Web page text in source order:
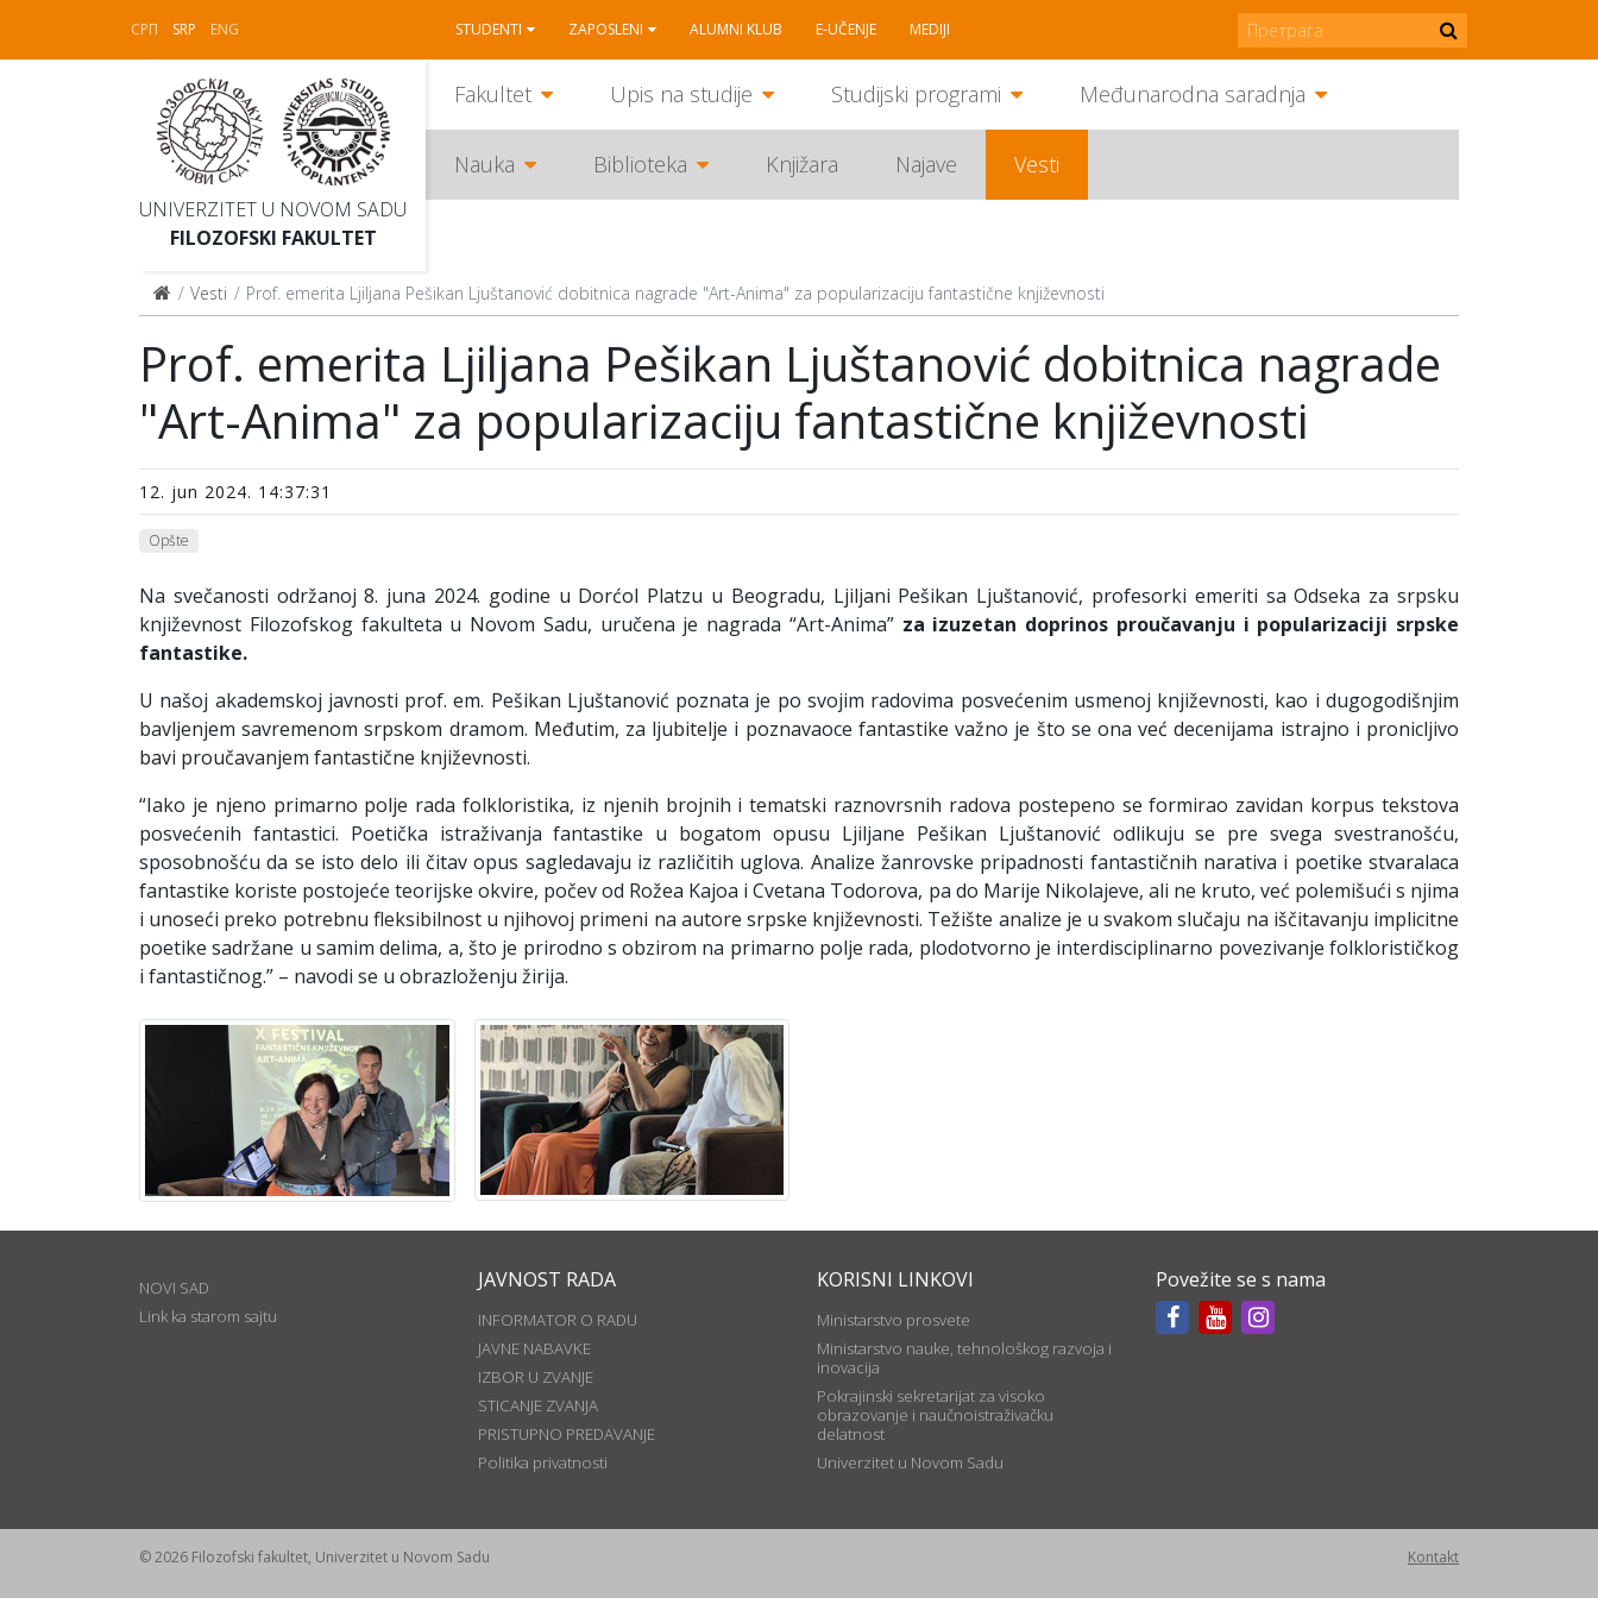
СРП SRP ENG STUDENTI ZAPOSLENI ALUMNI KLUB E-UČENJE MEDIJI
UNIVERZITET U NOVOM SADU
FILOZOFSKI FAKULTET
Fakultet Upis na studije Studijski programi Međunarodna saradnja
Nauka Biblioteka Knjižara Najave Vesti
Vesti Prof. emerita Ljiljana Pešikan Ljuštanović dobitnica nagrade "Art-Anima" za popularizaciju fantastične književnosti
Prof. emerita Ljiljana Pešikan Ljuštanović dobitnica nagrade
"Art-Anima" za popularizaciju fantastične književnosti
12. jun 2024. 14:37:31
Opšte
Na svečanosti održanoj 8. juna 2024. godine u Dorćol Platzu u Beogradu, Ljiljani Pešikan Ljuštanović, profesorki emeriti sa Odseka za srpsku
književnost Filozofskog fakulteta u Novom Sadu, uručena je nagrada “Art-Anima” za izuzetan doprinos proučavanju i popularizaciji srpske
fantastike.
U našoj akademskoj javnosti prof. em. Pešikan Ljuštanović poznata je po svojim radovima posvećenim usmenoj književnosti, kao i dugogodišnjim
bavljenjem savremenom srpskom dramom. Međutim, za ljubitelje i poznavaoce fantastike važno je što se ona već decenijama istrajno i pronicljivo
bavi proučavanjem fantastične književnosti.
“Iako je njeno primarno polje rada folkloristika, iz njenih brojnih i tematski raznovrsnih radova postepeno se formirao zavidan korpus tekstova
posvećenih fantastici. Poetička istraživanja fantastike u bogatom opusu Ljiljane Pešikan Ljuštanović odlikuju se pre svega svestranošću,
sposobnošću da se isto delo ili čitav opus sagledavaju iz različitih uglova. Analize žanrovske pripadnosti fantastičnih narativa i poetike stvaralaca
fantastike koriste postojeće teorijske okvire, počev od Rožea Kajoa i Cvetana Todorova, pa do Marije Nikolajeve, ali ne kruto, već polemišući s njima
i unoseći preko potrebnu fleksibilnost u njihovoj primeni na autore srpske književnosti. Težište analize je u svakom slučaju na iščitavanju implicitne
poetike sadržane u samim delima, a, što je prirodno s obzirom na primarno polje rada, plodotvorno je interdisciplinarno povezivanje folklorističkog
i fantastičnog.” – navodi se u obrazloženju žirija.
NOVI SAD
Link ka starom sajtu
JAVNOST RADA
INFORMATOR O RADU
JAVNE NABAVKE
IZBOR U ZVANJE
STICANJE ZVANJA
PRISTUPNO PREDAVANJE
Politika privatnosti
KORISNI LINKOVI
Ministarstvo prosvete
Ministarstvo nauke, tehnološkog razvoja i
inovacija
Pokrajinski sekretarijat za visoko
obrazovanje i naučnoistraživačku
delatnost
Univerzitet u Novom Sadu
Povežite se s nama
© 2026 Filozofski fakultet, Univerzitet u Novom Sadu Kontakt